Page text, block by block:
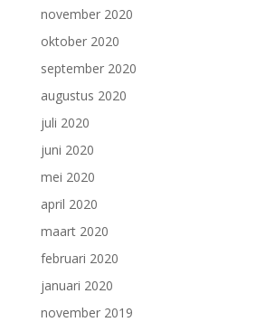
november 2020
oktober 2020
september 2020
augustus 2020
juli 2020
juni 2020
mei 2020
april 2020
maart 2020
februari 2020
januari 2020
november 2019